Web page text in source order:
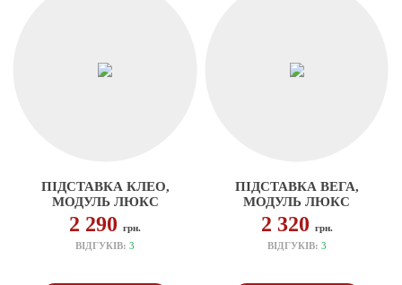
ПІДСТАВКА КЛЕО,
МОДУЛЬ ЛЮКС
2 290грн.
ВІДГУКІВ:3
ПІДСТАВКА ВЕГА,
МОДУЛЬ ЛЮКС
2 320 грн.
ВІДГУКІВ: 3